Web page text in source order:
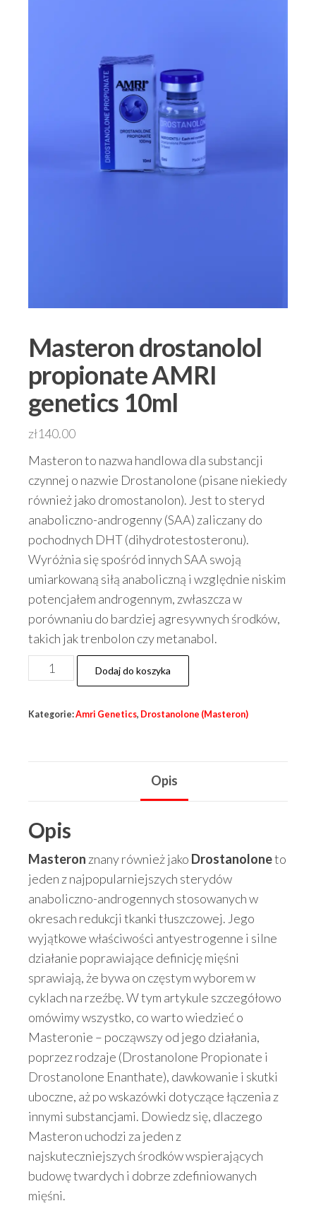
Masteron drostanolol
propionate AMRI
genetics 10ml
zł140.00
Masteron to nazwa handlowa dla substancji
czynnej o nazwie Drostanolone (pisane niekiedy
również jako dromostanolon). Jest to steryd
anaboliczno-androgenny (SAA) zaliczany do
pochodnych DHT (dihydrotestosteronu).
Wyróżnia się spośród innych SAA swoją
umiarkowaną siłą anaboliczną i względnie niskim
potencjałem androgennym, zwłaszcza w
porównaniu do bardziej agresywnych środków,
takich jak trenbolon czy metanabol.
ilość
Masteron
propionate
Dodaj do koszyka
Kategorie:Amri Genetics, Drostanolone (Masteron)
Opis
Opis
Masteron znany również jako Drostanoloneto
jeden z najpopularniejszych sterydów
anaboliczno-androgennych stosowanych w
okresach redukcji tkanki tłuszczowej. Jego
wyjątkowe właściwości antyestrogenne i silne
działanie poprawiające definicję mięśni
sprawiają, że bywa on częstym wyborem w
cyklach na rzeźbę. W tym artykule szczegółowo
omówimy wszystko, co warto wiedzieć o
Masteronie – począwszy od jego działania,
poprzez rodzaje (Drostanolone Propionate i
Drostanolone Enanthate), dawkowanie i skutki
uboczne, aż po wskazówki dotyczące łączenia z
innymi substancjami. Dowiedz się, dlaczego
Masteron uchodzi za jeden z
najskuteczniejszych środków wspierających
budowę twardych i dobrze zdefiniowanych
mięśni.